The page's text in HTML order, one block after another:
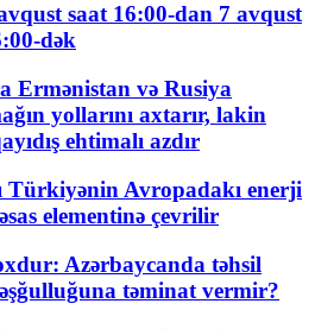
saat 16:00-dan 7 avqust
dək
Ermənistan və Rusiya
yollarını axtarır, lakin
ehtimalı azdır
Türkiyənin Avropadakı enerji
elementinə çevrilir
Azərbaycanda təhsil
təminat vermir?